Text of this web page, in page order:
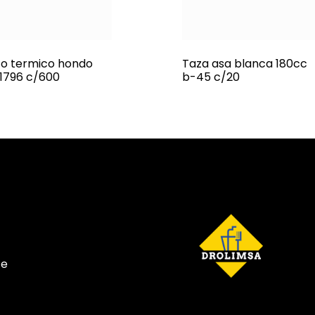
termico hondo
c/600
Taza asa blanca 180cc
b-45 c/20